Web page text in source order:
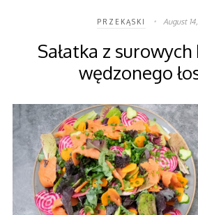
PRZEKĄSKI August
Sałatka z
wędzonego